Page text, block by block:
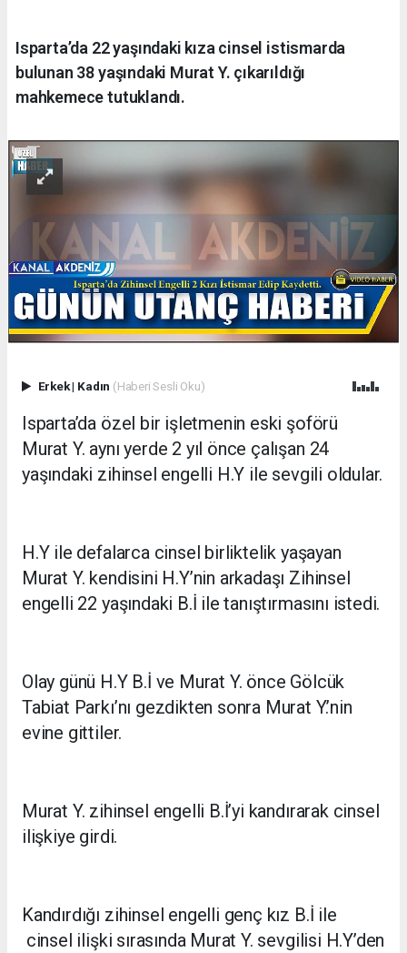
Isparta’da 22 yaşındaki kıza cinsel istismarda
bulunan 38 yaşındaki Murat Y. çıkarıldığı
mahkemece tutuklandı.
Erkek| Kadın (Haberi Sesli Oku)
Isparta’da özel bir işletmenin eski şoförü
Murat Y. aynı yerde 2 yıl önce çalışan 24
yaşındaki zihinsel engelli H.Y ile sevgili oldular.
H.Y ile defalarca cinsel birliktelik yaşayan
Murat Y. kendisini H.Y’nin arkadaşı Zihinsel
engelli 22 yaşındaki B.İ ile tanıştırmasını istedi.
Olay günü H.Y B.İ ve Murat Y. önce Gölcük
Tabiat Parkı’nı gezdikten sonra Murat Y.’nin
evine gittiler.
Murat Y. zihinsel engelli B.İ’yi kandırarak cinsel
ilişkiye girdi.
Kandırdığı zihinsel engelli genç kız B.İ ile
cinsel ilişki sırasında Murat Y. sevgilisi H.Y’den